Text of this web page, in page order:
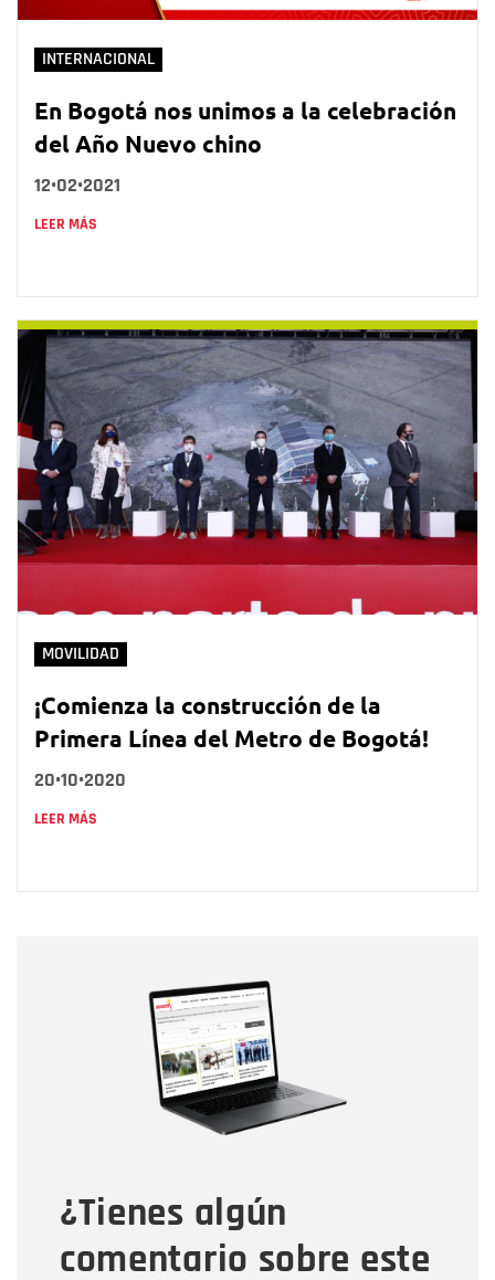
INTERNACIONAL
En Bogotá nos unimos a la celebración
del Año Nuevo chino
12•02•2021
LEER MÁS
MOVILIDAD
¡Comienza la construcción de la
Primera Línea del Metro de Bogotá!
20•10•2020
LEER MÁS
¿Tienes algún
comentario sobre este
Correo electrónico
Tipo de comentario
Mensaje